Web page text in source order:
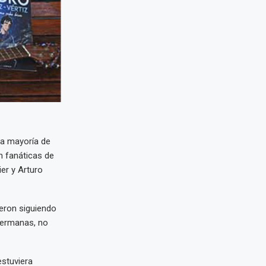
mayoría de
fanáticas de
y Arturo
siguiendo
no